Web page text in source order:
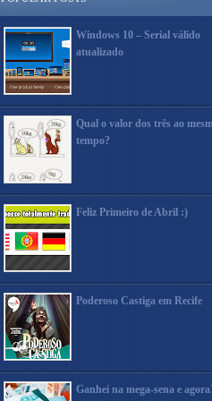
Windows 10 – Serial válido
atualizado
Qual o valor dos três ao
tempo?
Feliz Primeiro de Abril :)
Poderoso Castiga em Recife
Ganhei na mega-sena e